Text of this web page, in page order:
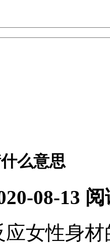
么意思
08-13
性身材